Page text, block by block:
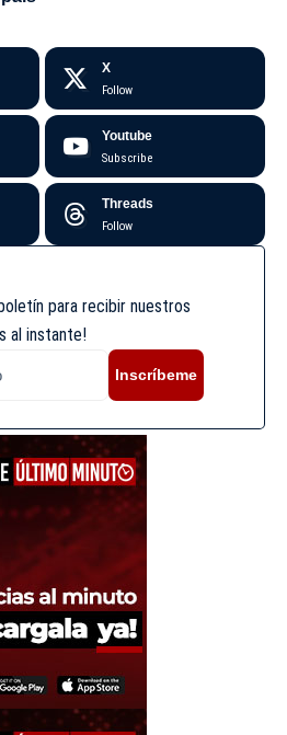
X
Follow
Youtube
Subscribe
Threads
Follow
para recibir nuestros
al instante!
Inscríbeme